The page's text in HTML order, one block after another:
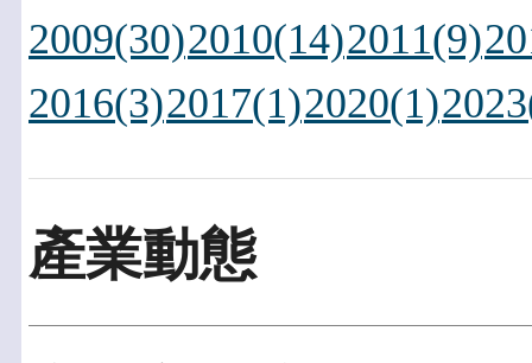
2009(30)2010(14)2011(9)
2016(3)2017(1)2020(1)
產業動態